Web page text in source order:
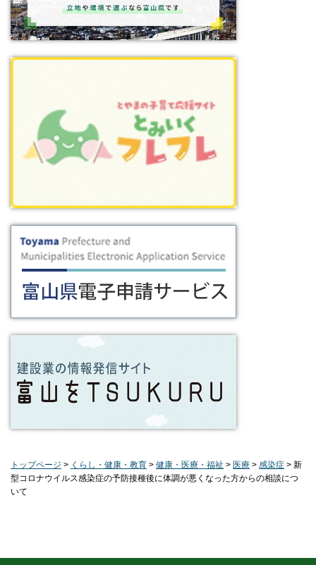
トップページ > くらし・健康・教育 > 健康・医療・福祉 > 医療 > 感染症 > 新
型コロナウイルス感染症の予防接種後に体調が悪くなった方からの相談につ
いて